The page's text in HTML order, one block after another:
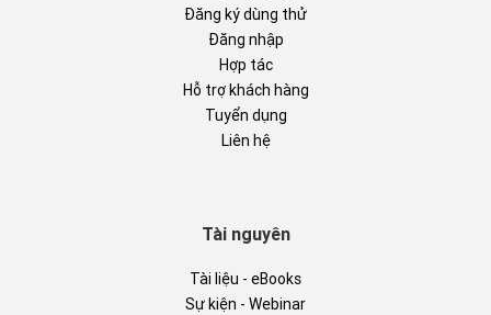
Đăng ký dùng thử
Đăng nhập
Hợp tác
Hỗ trợ khách hàng
Tuyển dụng
Liên hệ
Tài nguyên
Tài liệu - eBooks
Sự kiện - Webinar